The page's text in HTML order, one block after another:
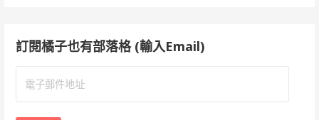
訂閱橘子也有部落格 (輸入Email)